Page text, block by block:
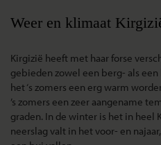
Weer en klimaat
Kirgizië heeft met haar forse
gebieden zowel een berg- als
het ‘s zomers een erg warm
’s zomers een zeer aangename
graden. In de winter is het in heel
neerslag valt in het voor- en